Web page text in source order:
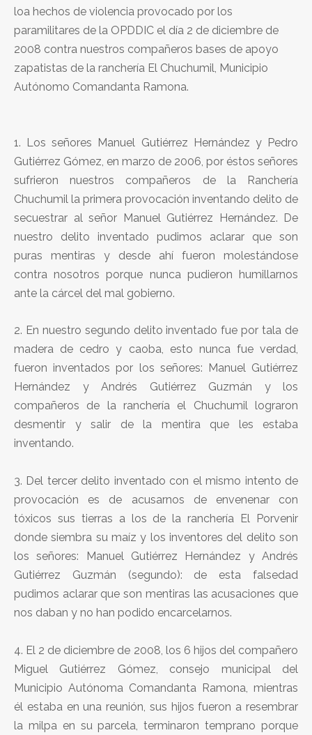
loa hechos de violencia provocado por los
paramilitares de la OPDDIC el día 2 de diciembre de
2008 contra nuestros compañeros bases de apoyo
zapatistas de la ranchería El Chuchumil, Municipio
Autónomo Comandanta Ramona.
1. Los señores Manuel Gutiérrez Hernández y Pedro
Gutiérrez Gómez, en marzo de 2006, por éstos señores
sufrieron nuestros compañeros de la Ranchería
Chuchumil la primera provocación inventando delito de
secuestrar al señor Manuel Gutiérrez Hernández. De
nuestro delito inventado pudimos aclarar que son
puras mentiras y desde ahí fueron molestándose
contra nosotros porque nunca pudieron humillarnos
ante la cárcel del mal gobierno.
2. En nuestro segundo delito inventado fue por tala de
madera de cedro y caoba, esto nunca fue verdad,
fueron inventados por los señores: Manuel Gutiérrez
Hernández y Andrés Gutiérrez Guzmán y los
compañeros de la ranchería el Chuchumil lograron
desmentir y salir de la mentira que les estaba
inventando.
3. Del tercer delito inventado con el mismo intento de
provocación es de acusarnos de envenenar con
tóxicos sus tierras a los de la ranchería El Porvenir
donde siembra su maíz y los inventores del delito son
los señores: Manuel Gutiérrez Hernández y Andrés
Gutiérrez Guzmán (segundo): de esta falsedad
pudimos aclarar que son mentiras las acusaciones que
nos daban y no han podido encarcelarnos.
4. El 2 de diciembre de 2008, los 6 hijos del compañero
Miguel Gutiérrez Gómez, consejo municipal del
Municipio Autónoma Comandanta Ramona, mientras
él estaba en una reunión, sus hijos fueron a resembrar
la milpa en su parcela, terminaron temprano porque